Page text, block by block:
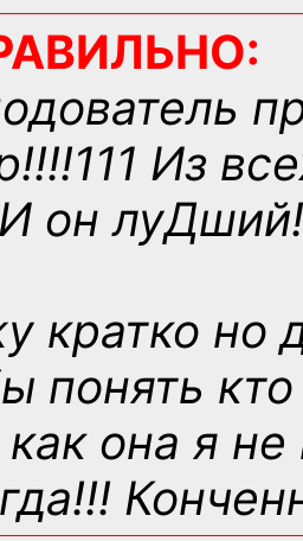
Из
он
кратко но
понять
она я не